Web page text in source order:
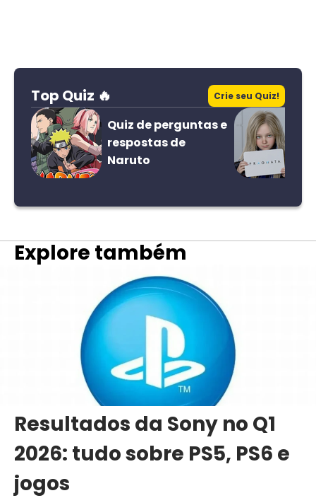
Top Quiz 🔥 Crie seu Quiz!
Quiz de perguntas e
respostas de
Naruto
Explore também
Resultados da Sony no Q1
2026: tudo sobre PS5, PS6 e
jogos